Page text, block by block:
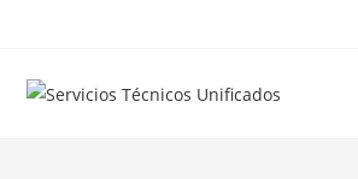
contenido